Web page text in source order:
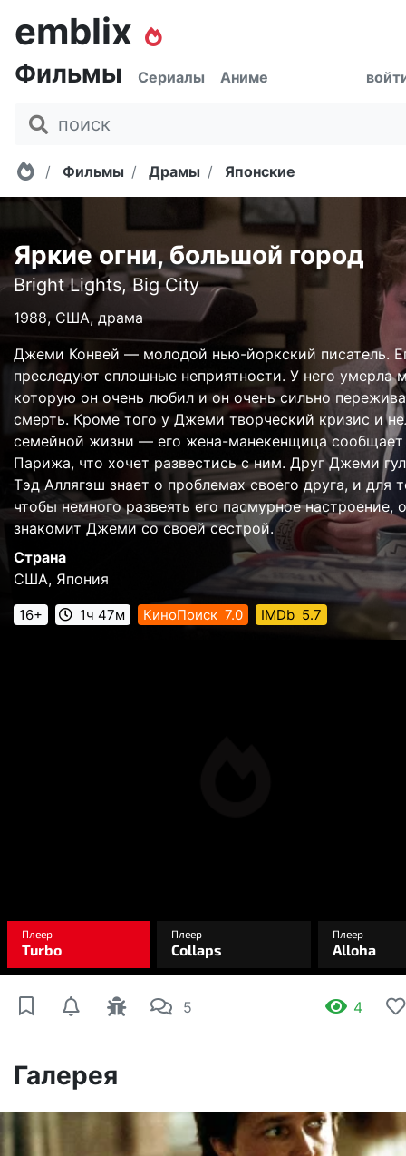
emblix
Фильмы Сериалы Аниме
Главная
Фильмы Драмы Японские
Яркие огни, большой город
Bright Lights, Big City
1988, США, драма
Джеми Конвей — молодой нью-йоркский писатель.
преследуют сплошные неприятности. У него умерла
которую он очень любил и он очень сильно
смерть. Кроме того у Джеми творческий кризис и
семейной жизни — его жена-манекенщица сообщает
Парижа, что хочет развестись с ним. Друг Джеми
Тэд Аллягэш знает о проблемах своего друга, и для
чтобы немного развеять его пасмурное настроение,
знакомит Джеми со своей сестрой.
Страна
США, Япония
16+ 1ч 47м КиноПоиск 7.0 IMDb 5.7
5 4
Галерея